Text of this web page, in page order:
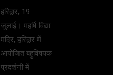
हरिद्वार, 19
जुलाई। महर्षि विद्या
मंदिर, हरिद्वार में
आयोजित बहुविषयक
प्रदर्शनी में